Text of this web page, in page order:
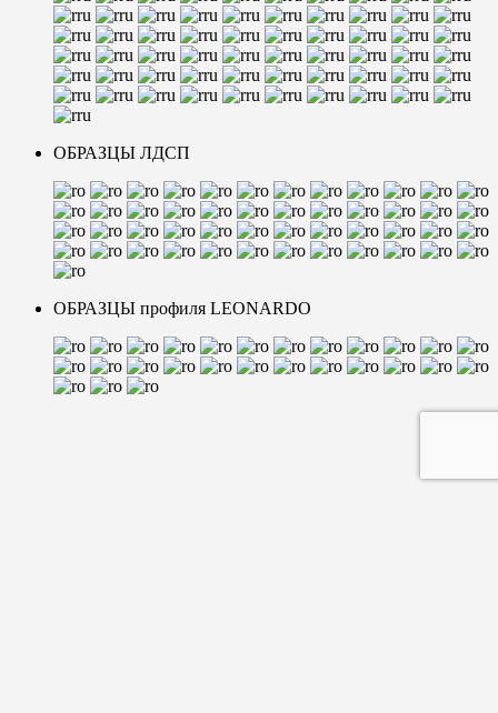
ОБРАЗЦЫ ЛДСП
ОБРАЗЦЫ профиля LEONARDO